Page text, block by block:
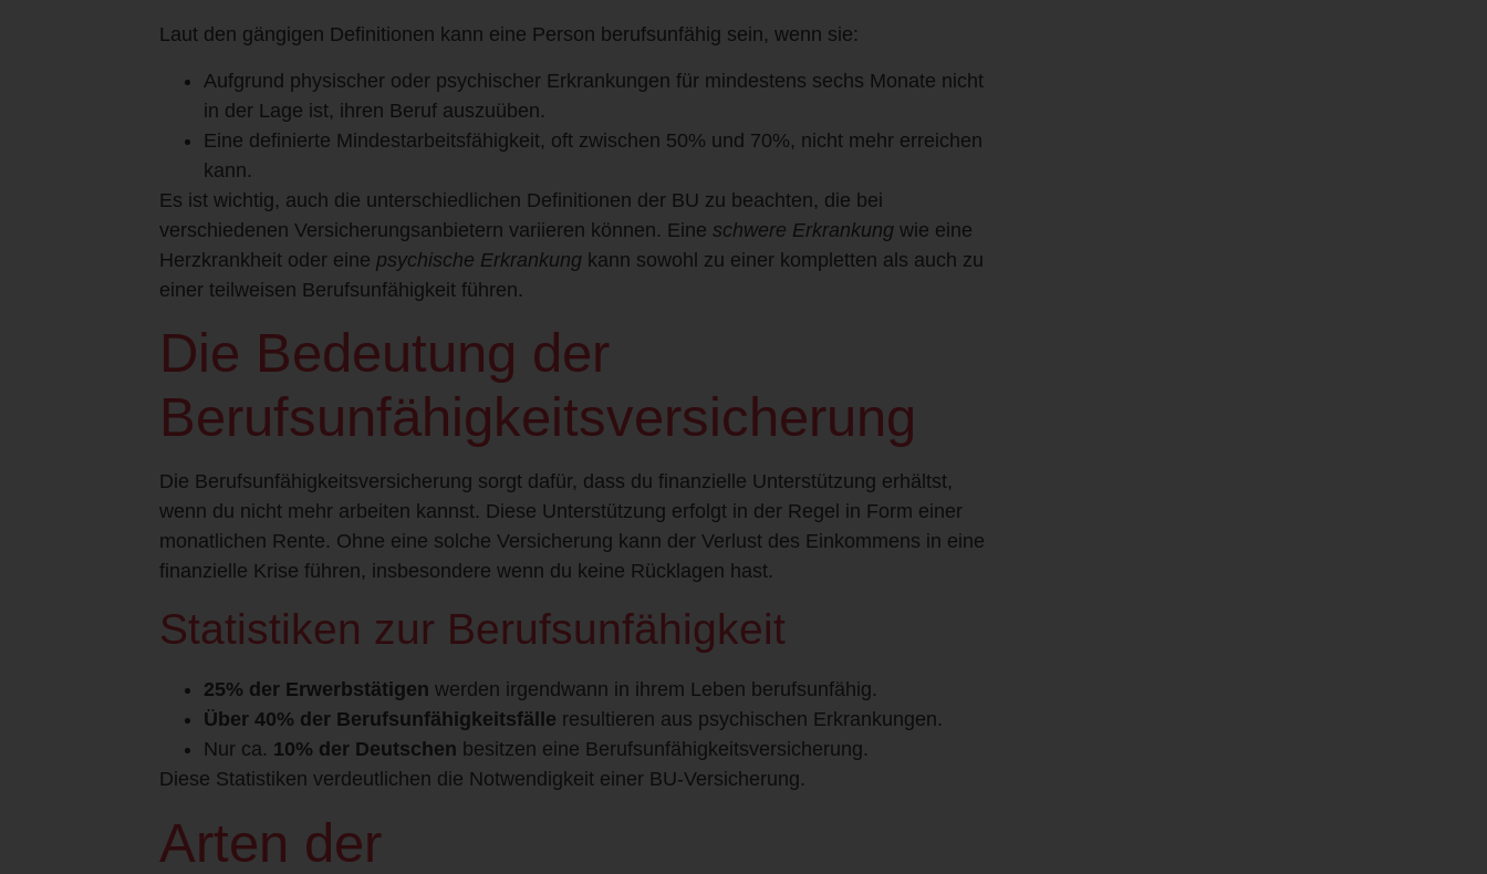
Laut den gängigen Definitionen kann eine Person berufsunfähig sein, wenn sie:
Aufgrund physischer oder psychischer Erkrankungen für mindestens sechs Monate nicht
in der Lage ist, ihren Beruf auszuüben.
Eine definierte Mindestarbeitsfähigkeit, oft zwischen 50% und 70%, nicht mehr erreichen
kann.
Es ist wichtig, auch die unterschiedlichen Definitionen der BU zu beachten, die bei
verschiedenen Versicherungsanbietern variieren können. Eine schwere Erkrankung wie eine
Herzkrankheit oder eine psychische Erkrankung kann sowohl zu einer kompletten als auch zu
einer teilweisen Berufsunfähigkeit führen.
Die Bedeutung der
Berufsunfähigkeitsversicherung
Die Berufsunfähigkeitsversicherung sorgt dafür, dass du finanzielle Unterstützung erhältst,
wenn du nicht mehr arbeiten kannst. Diese Unterstützung erfolgt in der Regel in Form einer
monatlichen Rente. Ohne eine solche Versicherung kann der Verlust des Einkommens in eine
finanzielle Krise führen, insbesondere wenn du keine Rücklagen hast.
Statistiken zur Berufsunfähigkeit
25% der Erwerbstätigen werden irgendwann in ihrem Leben berufsunfähig.
Über 40% der Berufsunfähigkeitsfälle resultieren aus psychischen Erkrankungen.
Nur ca. 10% der Deutschen besitzen eine Berufsunfähigkeitsversicherung.
Diese Statistiken verdeutlichen die Notwendigkeit einer BU-Versicherung.
Arten der
Kostenfrei für dich.
Sichere dir jetzt deine individuelle Beratung. Vollkommen kostenfrei und
persönlich. Gemeinsam finden wir heraus, welche Absicherung oder